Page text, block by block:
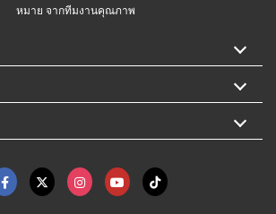
หมาย จากทีมงานคุณภาพ